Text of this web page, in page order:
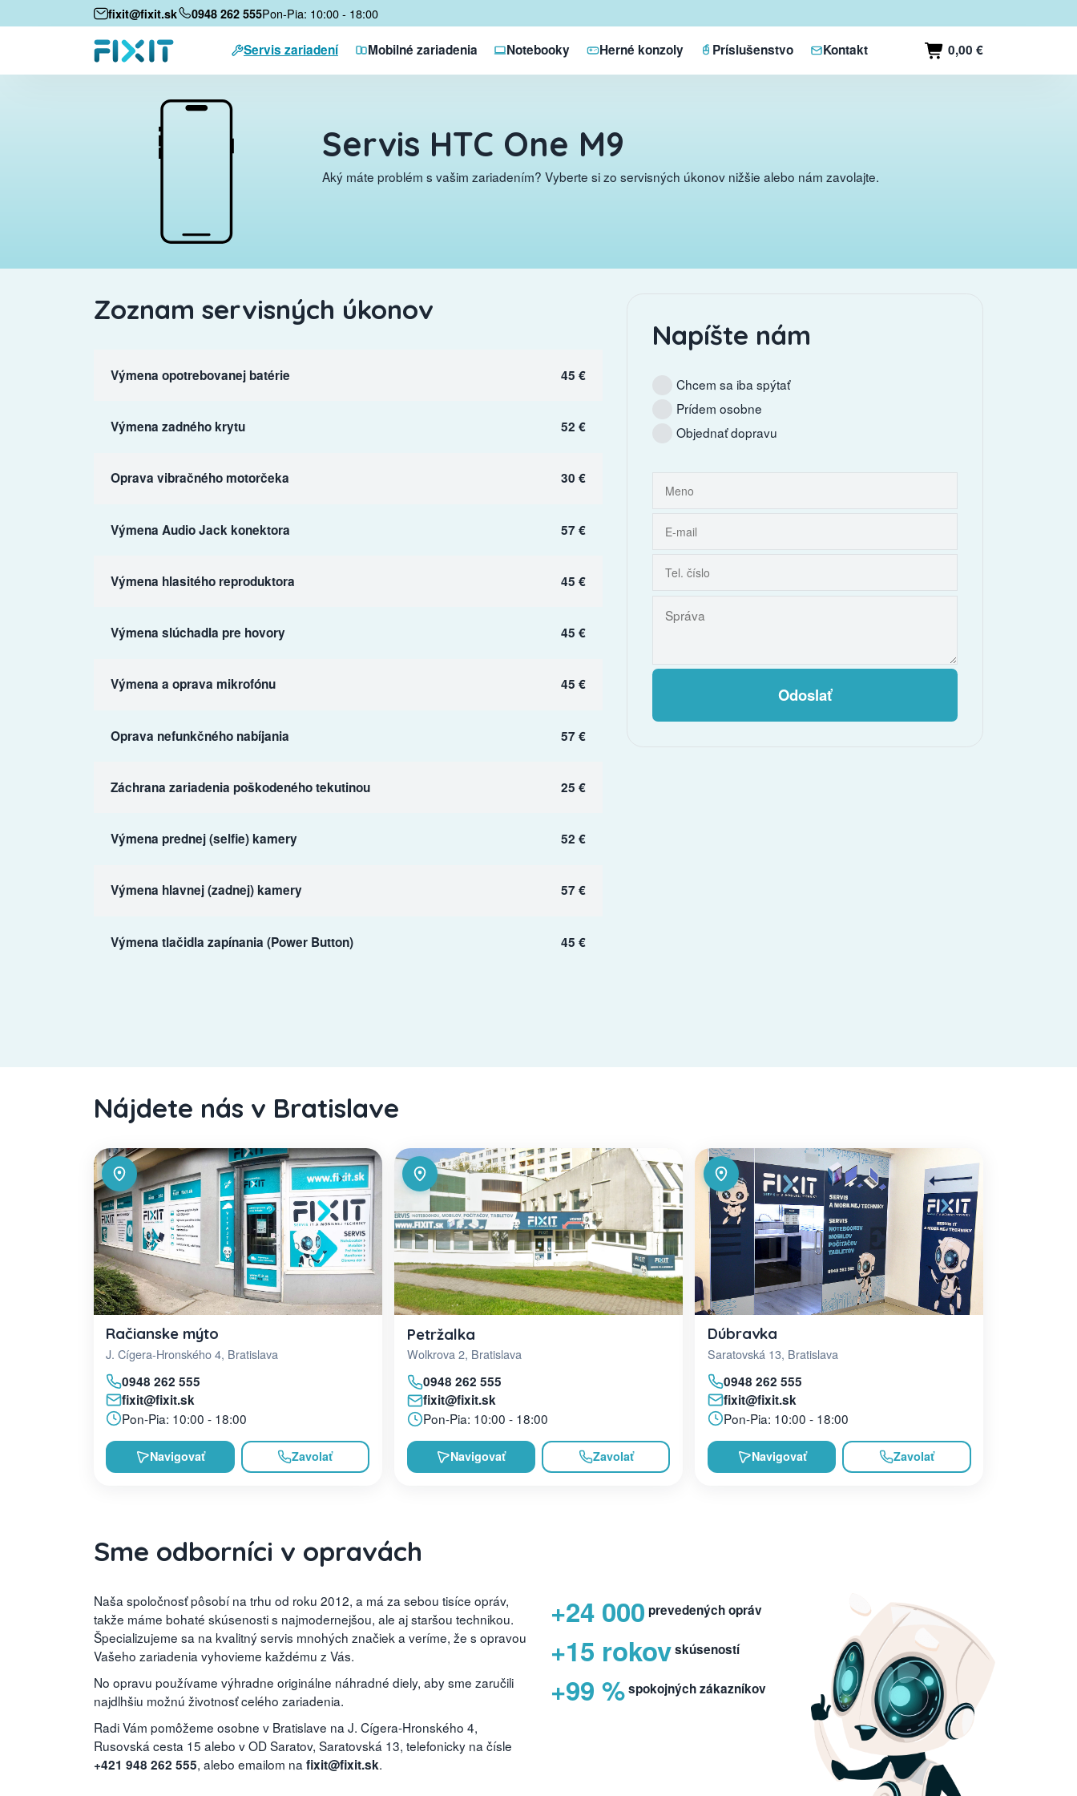
fixit@fixit.sk 0948 262 555Pon-Pia: 10:00 - 18:00
Servis zariadení Mobilné zariadenia Notebooky Herné konzoly Príslušenstvo Kontakt 0,00 €
Servis HTC One M9
Aký máte problém s vašim zariadením? Vyberte si zo servisných úkonov nižšie alebo nám zavolajte.
Zoznam servisných úkonov
Výmena opotrebovanej batérie 45 €
Výmena zadného krytu 52 €
Oprava vibračného motorčeka 30 €
Výmena Audio Jack konektora 57 €
Výmena hlasitého reproduktora 45 €
Výmena slúchadla pre hovory 45 €
Výmena a oprava mikrofónu 45 €
Oprava nefunkčného nabíjania 57 €
Záchrana zariadenia poškodeného tekutinou 25 €
Výmena prednej (selfie) kamery 52 €
Výmena hlavnej (zadnej) kamery 57 €
Výmena tlačidla zapínania (Power Button) 45 €
Napíšte nám
Chcem sa iba spýtať
Prídem osobne
Objednať dopravu
Odoslať
Nájdete nás v Bratislave
Račianske mýto
J. Cígera-Hronského 4, Bratislava
0948 262 555
fixit@fixit.sk
Pon-Pia: 10:00 - 18:00
Navigovať Zavolať
Petržalka
Wolkrova 2, Bratislava
0948 262 555
fixit@fixit.sk
Pon-Pia: 10:00 - 18:00
Navigovať Zavolať
Dúbravka
Saratovská 13, Bratislava
0948 262 555
fixit@fixit.sk
Pon-Pia: 10:00 - 18:00
Navigovať Zavolať
Sme odborníci v opravách
Naša spoločnosť pôsobí na trhu od roku 2012, a má za sebou tisíce opráv,
takže máme bohaté skúsenosti s najmodernejšou, ale aj staršou technikou.
Špecializujeme sa na kvalitný servis mnohých značiek a veríme, že s opravou
Vašeho zariadenia vyhovieme každému z Vás.
No opravu používame výhradne originálne náhradné diely, aby sme zaručili
najdlhšiu možnú životnosť celého zariadenia.
Radi Vám pomôžeme osobne v Bratislave na J. Cígera-Hronského 4,
Rusovská cesta 15 alebo v OD Saratov, Saratovská 13, telefonicky na čísle
+421 948 262 555, alebo emailom na fixit@fixit.sk.
+24 000 prevedených opráv
+15 rokovskúseností
+99 %spokojných zákazníkov